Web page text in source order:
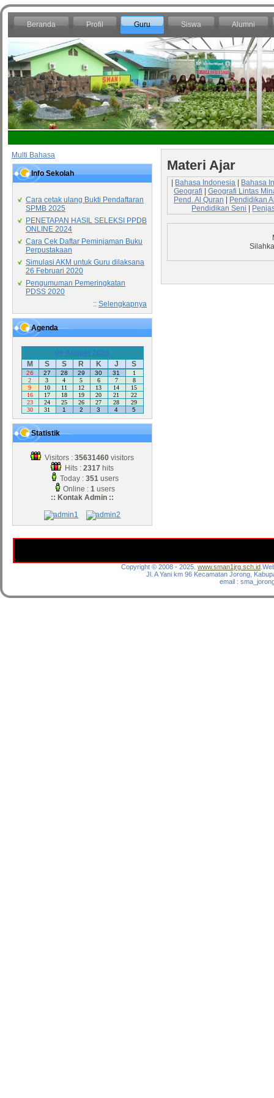
Beranda Profil Guru Siswa Alumni
Multi Bahasa
Info Sekolah
Cara cetak ulang Bukti Pendaftaran
SPMB 2025
PENETAPAN HASIL SELEKSI PPDB
ONLINE 2024
Cara Cek Daftar Peminjaman Buku
Perpustakaan
Simulasi AKM untuk Guru dilaksana
26 Februari 2020
Pengumuman Pemeringkatan
PDSS 2020
:: Selengkapnya
Agenda
09 August 2026
M
S S R K J S
26 27 28 29 30 31
1
2
3 4 5 6 7
8
9
10 11 12 13 14
15
16
17 18 19 20 21
22
23
24 25 26 27 28
29
30
31 1 2 3 4 5
Statistik
Visitors : 35631460 visitors
Hits : 2317 hits
Today : 351 users
Online :1 users
:: Kontak Admin ::
Materi Ajar
| Bahasa Indonesia | Bahasa
Geografi | Geografi Lintas
Pend. Al Quran | Pendidikan
Pendidikan Seni |
Copyright © 2008 - 2025. www.sman1jrg.sch.id
Jl. A Yani km 96 Kecamatan Jorong,
email :